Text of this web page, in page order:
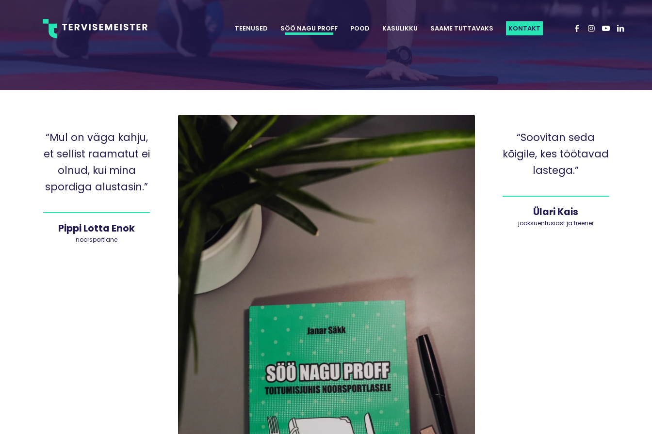
TEENUSED SÖÖ NAGU PROFF POOD KASULIKKU SAAME TUTTAVAKS KONTAKT
“Mul on väga kahju,
et sellist raamatut ei
olnud, kui mina
spordiga alustasin.”
Pippi Lotta Enok
noorsportlane
“Soovitan seda
kõigile, kes töötavad
lastega.”
Ülari Kais
jooksuentusiast ja treener